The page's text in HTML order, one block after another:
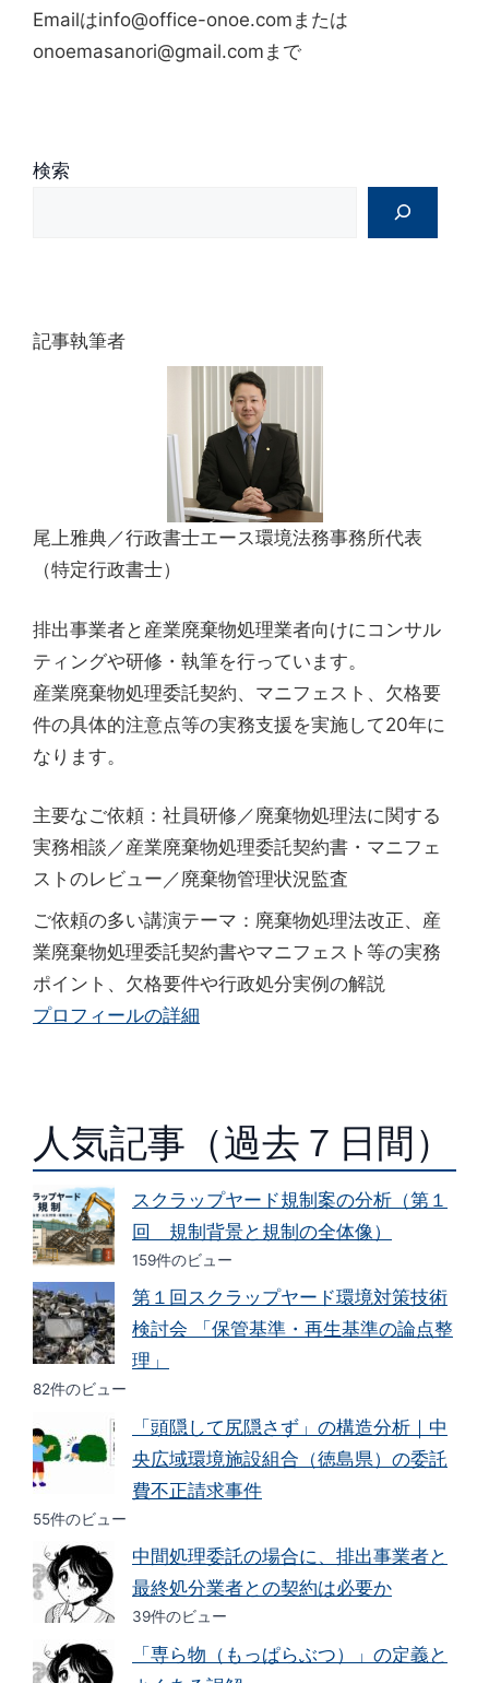
Emailはinfo@office-onoe.comまたは
onoemasanori@gmail.comまで
検索
記事執筆者
尾上雅典／行政書士エース環境法務事務所代表
（特定行政書士）
排出事業者と産業廃棄物処理業者向けにコンサル
ティングや研修・執筆を行っています。
産業廃棄物処理委託契約、マニフェスト、欠格要
件の具体的注意点等の実務支援を実施して20年に
なります。
主要なご依頼：社員研修／廃棄物処理法に関する
実務相談／産業廃棄物処理委託契約書・マニフェ
ストのレビュー／廃棄物管理状況監査
ご依頼の多い講演テーマ：廃棄物処理法改正、産
業廃棄物処理委託契約書やマニフェスト等の実務
ポイント、欠格要件や行政処分実例の解説
プロフィールの詳細
人気記事（過去７日間）
スクラップヤード規制案の分析（第１
回 規制背景と規制の全体像）
159件のビュー
第１回スクラップヤード環境対策技術
検討会 「保管基準・再生基準の論点整
理」
82件のビュー
「頭隠して尻隠さず」の構造分析｜中
央広域環境施設組合（徳島県）の委託
費不正請求事件
55件のビュー
中間処理委託の場合に、排出事業者と
最終処分業者との契約は必要か
39件のビュー
「専ら物（もっぱらぶつ）」の定義と